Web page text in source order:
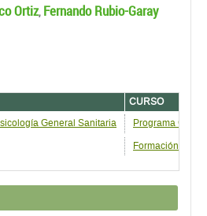
Ortiz, Fernando Rubio-Garay
CURSO
General Sanitaria
Programa
Formación